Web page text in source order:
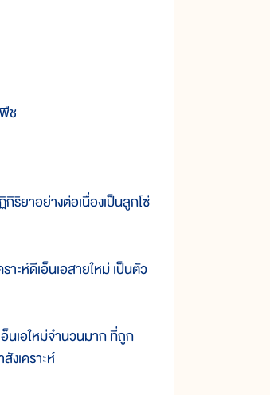
ช
ยาอย่างต่อเนื่องเป็นลูกโซ่
ะห์ดีเอ็นเอสายใหม่ เป็นตัว
เอใหม่จำนวนมาก ที่ถูก
งเคราะห์